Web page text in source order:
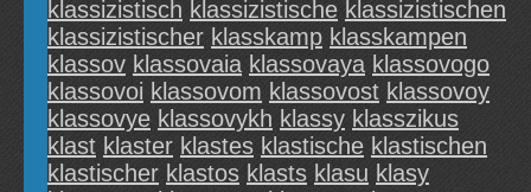
klassizistisch klassizistische klassizistischen
klassizistischer klasskamp klasskampen
klassov klassovaia klassovaya klassovogo
klassovoi klassovom klassovost klassovoy
klassovye klassovykh klassy klasszikus
klast klaster klastes klastische klastischen
klastischer klastos klasts klasu klasy